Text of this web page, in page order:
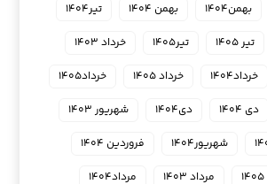
بهمن۱۴۰۴ بهمن ۱۴۰۴
تیر۱۴۰۴
تیر ۱۴۰۵ تیر۱۴۰۵
خرداد ۱۴۰۳
خرداد۱۴۰۴ خرداد ۱۴۰۵
خرداد۱۴۰۵
دی ۱۴۰۴ دی۱۴۰۴
شهریور ۱۴۰۳
شهریور۱۴۰۴
فروردین ۱۴۰۴
مرداد ۱۴۰۳ مرداد۱۴۰۴